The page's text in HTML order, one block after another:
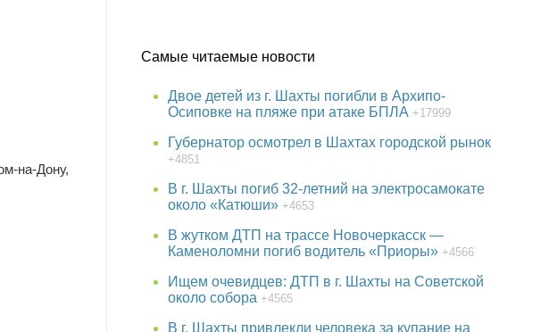
на-Дону,
Самые читаемые новости
Двое детей из г. Шахты погибли в Архипо-
Осиповке на пляже при атаке БПЛА +17999
Губернатор осмотрел в Шахтах городской рынок
+4851
В г. Шахты погиб 32-летний на электросамокате
около «Катюши» +4653
В жутком ДТП на трассе Новочеркасск —
Каменоломни погиб водитель «Приоры» +4566
Ищем очевидцев: ДТП в г. Шахты на Советской
около собора +4565
В г. Шахты привлекли человека за купание на